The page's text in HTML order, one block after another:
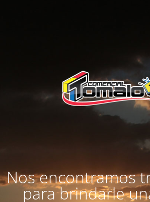
Nos encontramos
para brindarle